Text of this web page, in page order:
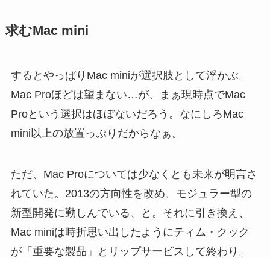
求むMac mini
するとやっぱりMac miniが選択肢として浮かぶ。
Mac Proほどは望まない…が、まぁ現時点でMac
Proという選択はほぼないだろう。なにしろMac
mini以上の放置っぷりだからなぁ。
ただ、Mac Proについては少なくとも未来が明言さ
れていた。2013の方向性を改め、モジュラー型の
新型開発に勤しんでいる、と。それに引き換え、
Mac miniは時折思い出したようにティム・クック
が「重要な製品」とリップサービスして終わり。